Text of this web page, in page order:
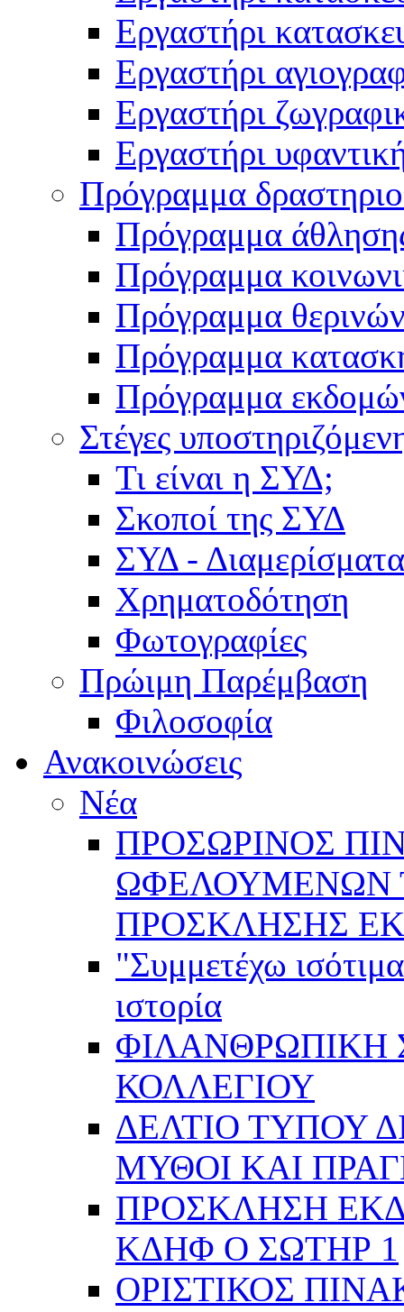
Εργαστήρι
Εργαστήρι
Εργαστήρι
Εργαστήρι
Πρόγραμμα
Πρόγραμμα
Πρόγραμμα
Πρόγραμμα
Πρόγραμμα
Πρόγραμμα
Στέγες
Τι είναι η ΣΥΔ;
Σκοποί της ΣΥΔ
ΣΥΔ -
Χρηματοδότηση
Φωτογραφίες
Πρώιμη Παρέμβαση
Φιλοσοφία
Ανακοινώσεις
Νέα
ΠΡΟΣΩΡΙΝΟΣ
ΩΦΕΛΟΥΜΕΝΩΝ
ΠΡΟΣΚΛΗΣΗΣ
"Συμμετέχω
ιστορία
ΦΙΛΑΝΘΡΩΠΙΚΗ
ΚΟΛΛΕΓΙΟΥ
ΔΕΛΤΙΟ ΤΥΠΟΥ
ΜΥΘΟΙ ΚΑΙ
ΠΡΟΣΚΛΗΣΗ
ΚΔΗΦ Ο ΣΩΤΗΡ 1
ΟΡΙΣΤΙΚΟΣ